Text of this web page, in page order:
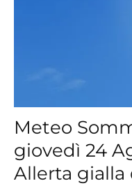
Meteo
giovedì 24
Allerta gialla